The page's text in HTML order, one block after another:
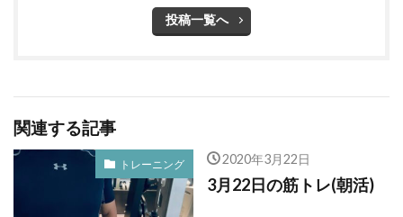
投稿一覧へ
関連する記事
トレーニング 2020年3月22日
3月22日の筋トレ(朝活)